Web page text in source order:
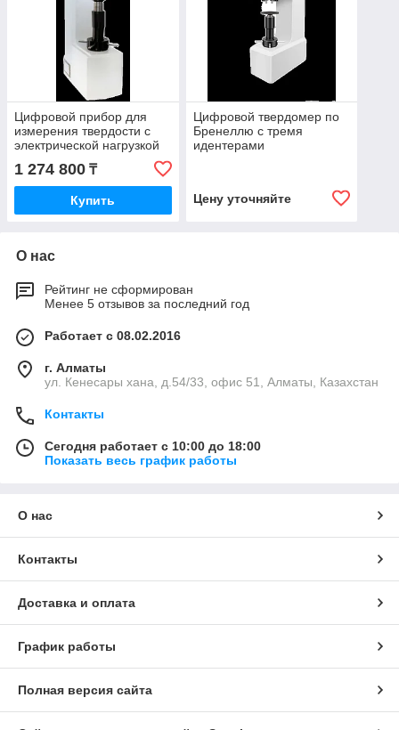
Цифровой прибор для
измерения твердости с
электрической нагрузкой
по Бринеллю
1 274 800 ₸
Купить
Цифровой твердомер по
Бренеллю с тремя
идентерами
Цену уточняйте
О нас
Рейтинг не сформирован
Менее 5 отзывов за последний год
Работает с 08.02.2016
г. Алматы
ул. Кенесары хана, д.54/33, офис 51, Алматы, Казахстан
Контакты
Сегодня работает с 10:00 до 18:00
Показать весь график работы
О нас
Контакты
Доставка и оплата
График работы
Полная версия сайта